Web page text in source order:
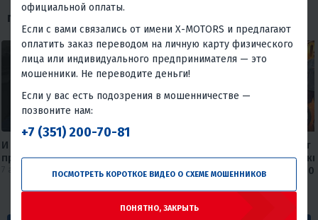
ПОХОЖИЕ ОБЗОРЫ
И Wi-fi подключил, и мотоцикл
приобрел😅
7 августа 2026
Круизер, который не бьет
карману🔥🔥 Обзор
мотоцикла FAIDET Rebel
30 июля 2026
официальной оплаты.
Если с вами связались от имени X-MOTORS и предлагают
оплатить заказ переводом на личную карту физического
лица или индивидуального предпринимателя — это
мошенники. Не переводите деньги!
Если у вас есть подозрения в мошенничестве —
позвоните нам:
+7 (351) 200-70-81
ПОСМОТРЕТЬ КОРОТКОЕ ВИДЕО О СХЕМЕ МОШЕННИКОВ
ПОНЯТНО, ЗАКРЫТЬ